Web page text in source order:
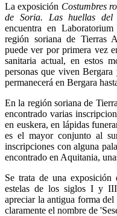
La exposición Costumbres
de Soria. Las huellas
encuentra en
región soriana de Tierras
puede ver por primera vez
sanitaria actual, en estos
personas que viven
permanecerá en Bergara
En la región soriana de
encontrado varias
en euskera, en lápidas
es el mayor conjunto al
inscripciones con alguna
encontrado en Aquitania,
Se trata de una exposición
estelas de los siglos I y
apreciar la antigua forma del
claramente el nombre de